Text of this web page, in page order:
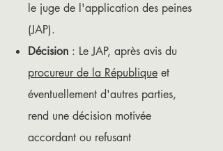
le juge de l'application des peines
(JAP).
Décision : Le JAP, après avis du
procureur de la République et
éventuellement d'autres parties,
rend une décision motivée
accordant ou refusant